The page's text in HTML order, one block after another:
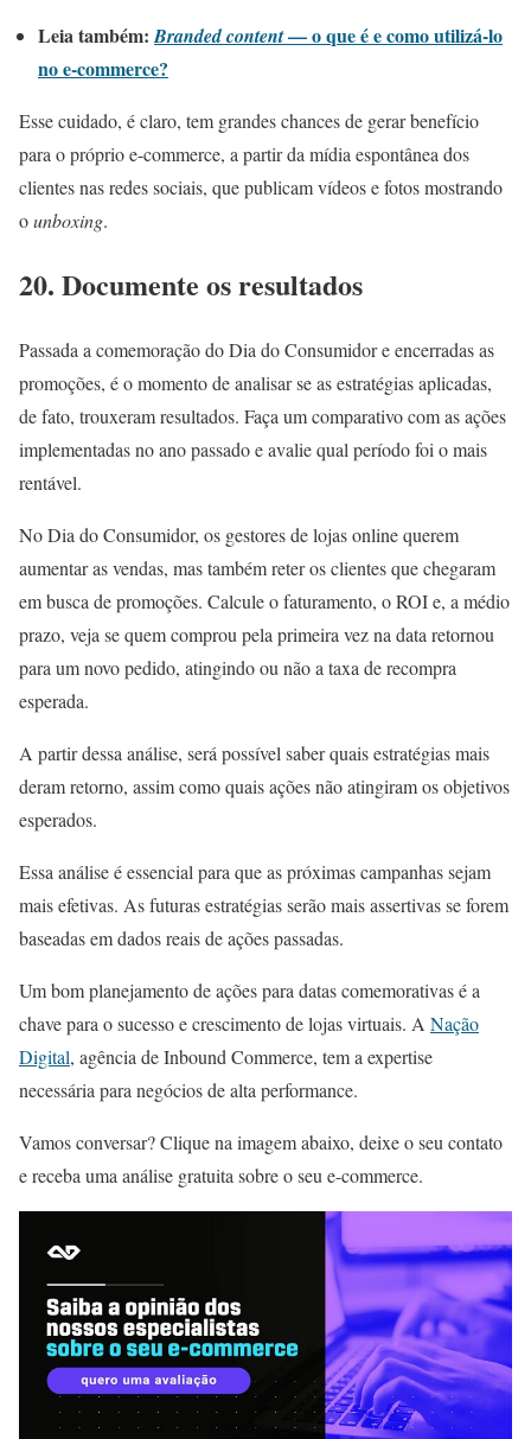
Leia também: Branded content— o que é e como utilizá-lo
no e-commerce?
Esse cuidado, é claro, tem grandes chances de gerar benefício
para o próprio e-commerce, a partir da mídia espontânea dos
clientes nas redes sociais, que publicam vídeos e fotos mostrando
ounboxing.
20. Documente os resultados
Passada a comemoração do Dia do Consumidor e encerradas as
promoções, é o momento de analisar se as estratégias aplicadas,
de fato, trouxeram resultados. Faça um comparativo com as ações
implementadas no ano passado e avalie qual período foi o mais
rentável.
No Dia do Consumidor, os gestores de lojas online querem
aumentar as vendas, mas também reter os clientes que chegaram
em busca de promoções. Calcule o faturamento, o ROI e, a médio
prazo, veja se quem comprou pela primeira vez na data retornou
para um novo pedido, atingindo ou não a taxa de recompra
esperada.
A partir dessa análise, será possível saber quais estratégias mais
deram retorno, assim como quais ações não atingiram os objetivos
esperados.
Essa análise é essencial para que as próximas campanhas sejam
mais efetivas. As futuras estratégias serão mais assertivas se forem
baseadas em dados reais de ações passadas.
Um bom planejamento de ações para datas comemorativas é a
chave para o sucesso e crescimento de lojas virtuais. A Nação
Digital, agência de Inbound Commerce, tem a expertise
necessária para negócios de alta performance.
Vamos conversar? Clique na imagem abaixo, deixe o seu contato
e receba uma análise gratuita sobre o seu e-commerce.